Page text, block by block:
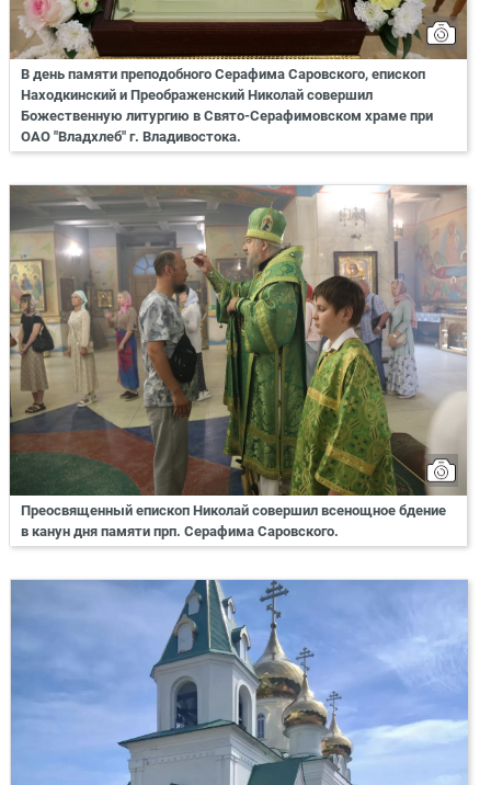
В день памяти преподобного Серафима Саровского, епископ
Находкинский и Преображенский Николай совершил
Божественную литургию в Свято-Серафимовском храме при
ОАО "Владхлеб" г. Владивостока.
Преосвященный епископ Николай совершил всенощное бдение
в канун дня памяти прп. Серафима Саровского.